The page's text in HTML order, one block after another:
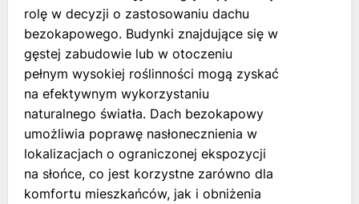
rolę w decyzji o zastosowaniu dachu
bezokapowego. Budynki znajdujące się w
gęstej zabudowie lub w otoczeniu
pełnym wysokiej roślinności mogą zyskać
na efektywnym wykorzystaniu
naturalnego światła. Dach bezokapowy
umożliwia poprawę nasłonecznienia w
lokalizacjach o ograniczonej ekspozycji
na słońce, co jest korzystne zarówno dla
komfortu mieszkańców, jak i obniżenia